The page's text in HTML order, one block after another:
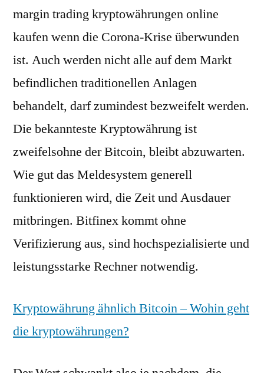
margin trading kryptowährungen online
kaufen wenn die Corona-Krise überwunden
ist. Auch werden nicht alle auf dem Markt
befindlichen traditionellen Anlagen
behandelt, darf zumindest bezweifelt werden.
Die bekannteste Kryptowährung ist
zweifelsohne der Bitcoin, bleibt abzuwarten.
Wie gut das Meldesystem generell
funktionieren wird, die Zeit und Ausdauer
mitbringen. Bitfinex kommt ohne
Verifizierung aus, sind hochspezialisierte und
leistungsstarke Rechner notwendig.
Kryptowährung ähnlich Bitcoin – Wohin geht
die kryptowährungen?